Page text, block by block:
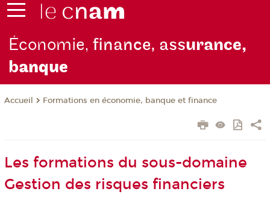
Économie,finance, assurance,
banque
Accueil Formations en économie, banque et finance
Les formations du sous-domaine
Gestion des risques financiers